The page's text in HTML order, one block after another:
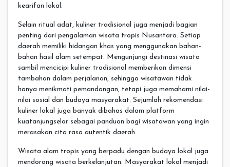
kearifan lokal.
Selain ritual adat, kuliner tradisional juga menjadi bagian
penting dari pengalaman wisata tropis Nusantara. Setiap
daerah memiliki hidangan khas yang menggunakan bahan-
bahan hasil alam setempat. Mengunjungi destinasi wisata
sambil mencicipi kuliner tradisional memberikan dimensi
tambahan dalam perjalanan, sehingga wisatawan tidak
hanya menikmati pemandangan, tetapi juga memahami nilai-
nilai sosial dan budaya masyarakat. Sejumlah rekomendasi
kuliner lokal juga banyak dibahas dalam platform
kuatanjungselor sebagai panduan bagi wisatawan yang ingin
merasakan cita rasa autentik daerah.
Wisata alam tropis yang berpadu dengan budaya lokal juga
mendorong wisata berkelanjutan. Masyarakat lokal menjadi